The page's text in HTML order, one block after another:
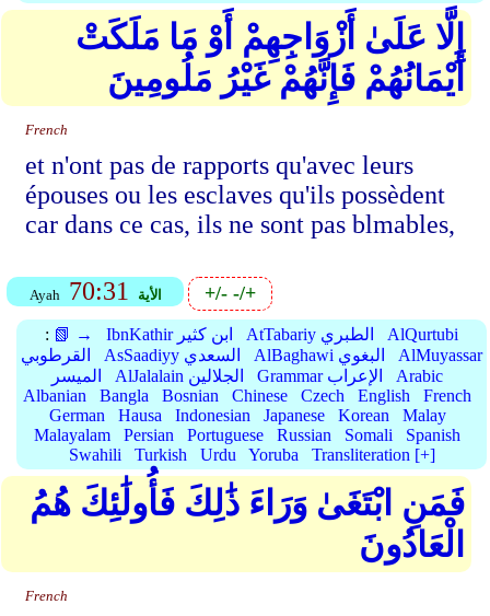
إِلَّا عَلَىٰ أَزْوَاجِهِمْ أَوْ مَا مَلَكَتْ
أَيْمَانُهُمْ فَإِنَّهُمْ غَيْرُ مَلُومِينَ
French
et n'ont pas de rapports qu'avec leurs
épouses ou les esclaves qu'ils possèdent
car dans ce cas, ils ne sont pas blmables,
Ayah 70:31 الأية +/--/+
: 📗 → IbnKathir ابن كثير AtTabariy الطبري
AlQurtubi
القرطوبي
AsSaadiyy السعدي AlBaghawi البغوي
AlMuyassar
الميسر
AlJalalain الجلالين Grammar الإعراب
Arabic
Albanian
Bangla Bosnian Chinese Czech English
French
German
Hausa Indonesian Japanese Korean
Malay
Malayalam
Persian Portuguese Russian Somali
Spanish
Swahili
Turkish Urdu Yoruba Transliteration [+]
فَمَنِ ابْتَغَىٰ وَرَاءَ ذَٰلِكَ فَأُولَٰئِكَ هُمُ
الْعَادُونَ
French